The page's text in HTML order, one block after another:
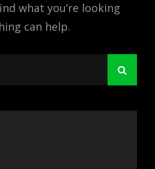
what you’re looking
can help.